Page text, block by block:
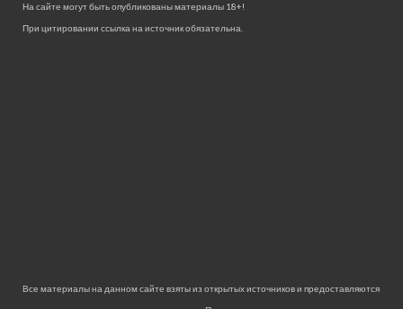
На сайте могут быть опубликованы материалы 18+!
При цитировании ссылка на источник обязательна.
Все материалы на данном сайте взяты из открытых источников и предоставляются